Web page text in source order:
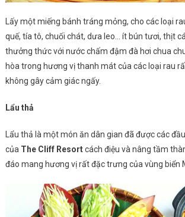
Lấy một miếng bánh tráng mỏng, cho các loại
quế, tía tô, chuối chát, dưa leo… ít bún tươi, thịt
thưởng thức với nước chấm đậm đà hơi chua
hòa trong hương vị thanh mát của các loại rau
không gây cảm giác ngấy.
Lẩu thả
Lẩu thả là một món ăn dân gian đã được các
của The Cliff Resortcách điệu và nâng tầm
đáo mang hương vị rất đặc trưng của vùng biển